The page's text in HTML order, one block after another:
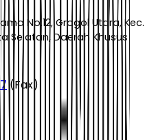
No.12, Grogol Utara, Kec.
Selatan, Daerah Khusus
(Fax)